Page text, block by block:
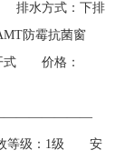
水方式：下排
防霉抗菌窗
式 价格：
等级：1级 安